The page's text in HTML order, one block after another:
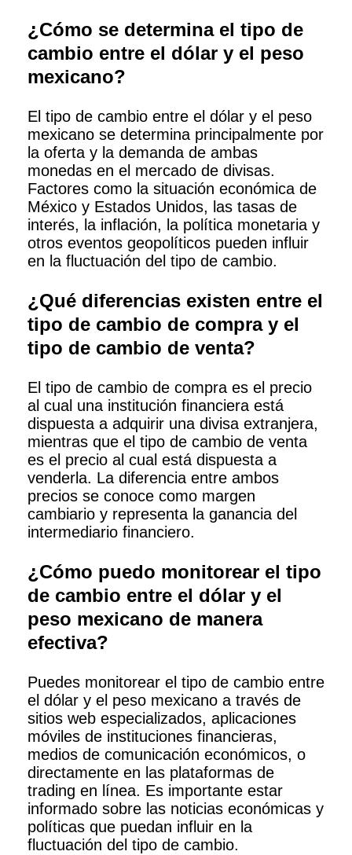
¿Cómo se determina el tipo de
cambio entre el dólar y el peso
mexicano?
El tipo de cambio entre el dólar y el peso
mexicano se determina principalmente por
la oferta y la demanda de ambas
monedas en el mercado de divisas.
Factores como la situación económica de
México y Estados Unidos, las tasas de
interés, la inflación, la política monetaria y
otros eventos geopolíticos pueden influir
en la fluctuación del tipo de cambio.
¿Qué diferencias existen entre el
tipo de cambio de compra y el
tipo de cambio de venta?
El tipo de cambio de compra es el precio
al cual una institución financiera está
dispuesta a adquirir una divisa extranjera,
mientras que el tipo de cambio de venta
es el precio al cual está dispuesta a
venderla. La diferencia entre ambos
precios se conoce como margen
cambiario y representa la ganancia del
intermediario financiero.
¿Cómo puedo monitorear el tipo
de cambio entre el dólar y el
peso mexicano de manera
efectiva?
Puedes monitorear el tipo de cambio entre
el dólar y el peso mexicano a través de
sitios web especializados, aplicaciones
móviles de instituciones financieras,
medios de comunicación económicos, o
directamente en las plataformas de
trading en línea. Es importante estar
informado sobre las noticias económicas y
políticas que puedan influir en la
fluctuación del tipo de cambio.